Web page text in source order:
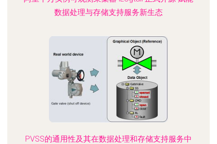
数据处理与存储支持服务新生态
PVSS的通用性及其在数据处理和存储支持服务中